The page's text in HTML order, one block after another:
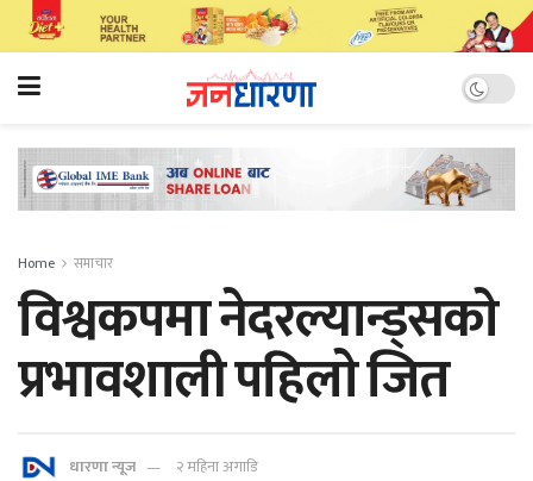
Home समाचार
विश्वकपमा नेदरल्यान्ड्सकाे
प्रभावशाली पहिलाे जित
धारणा न्यूज २ महिना अगाडि